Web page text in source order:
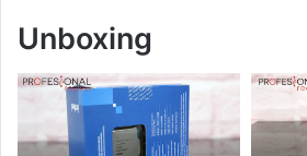
Unboxing